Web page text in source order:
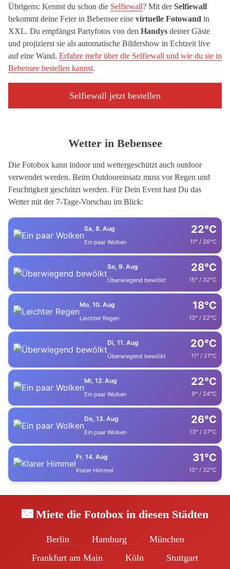
Übrigens: Kennst du schon die Selfiewall? Mit derSelfiewall
bekommt deine Feier in Bebensee eine virtuelle Fotowand in
XXL. Du empfängst Partyfotos von den Handys deiner Gäste
und projizierst sie als automatische Bildershow in Echtzeit live
auf eine Wand. Erfahre mehr über die Selfiewall und wie du sie in
Bebensee bestellen kannst.
Selfiewall jetzt bestellen
Wetter in Bebensee
Die Fotobox kann indoor und wettergeschützt auch outdoor
verwendet werden. Beim Outdooreinsatz muss vor Regen und
Feuchtigkeit geschützt werden. Für Dein Event hast Du das
Wetter mit der 7-Tage-Vorschau im Blick:
Sa, 8. Aug
Ein paar Wolken
22°C
11° / 26°C
So, 9. Aug
Überwiegend bewölkt
28°C
15° / 32°C
Mo, 10. Aug
Leichter Regen
18°C
13° / 22°C
Di, 11. Aug
Überwiegend bewölkt
20°C
11° / 21°C
Mi, 12. Aug
Ein paar Wolken
22°C
9° / 24°C
Do, 13. Aug
Ein paar Wolken
26°C
13° / 27°C
Fr, 14. Aug
Klarer Himmel
31°C
15° / 32°C
🌃 Miete die Fotobox in diesen Städten
Berlin Hamburg
München
Frankfurt am Main
Köln Stuttgart